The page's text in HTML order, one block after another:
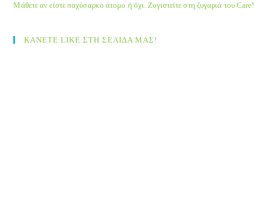
Μάθετε αν είστε παχύσαρκο άτομο ή όχι. Ζυγιστείτε στη ζυγαριά του Care!
ΚΑΝΕΤΕ LIKE ΣΤΗ ΣΕΛΙΔΑ ΜΑΣ!